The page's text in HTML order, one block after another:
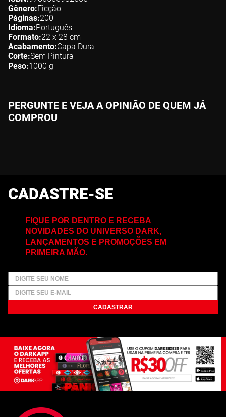
Gênero Ficção
Páginas 200
Idioma Português
Formato 22 x 28 cm
Acabamento Capa Dura
Corte Sem Pintura
Peso 1000 g
PERGUNTE E VEJA A OPINIÃO DE QUEM JÁ
COMPROU
CADASTRE-SE
FIQUE POR DENTRO E RECEBA
NOVIDADES DO UNIVERSO DARK,
LANÇAMENTOS E PROMOÇÕES EM
PRIMEIRA MÃO.
CADASTRAR